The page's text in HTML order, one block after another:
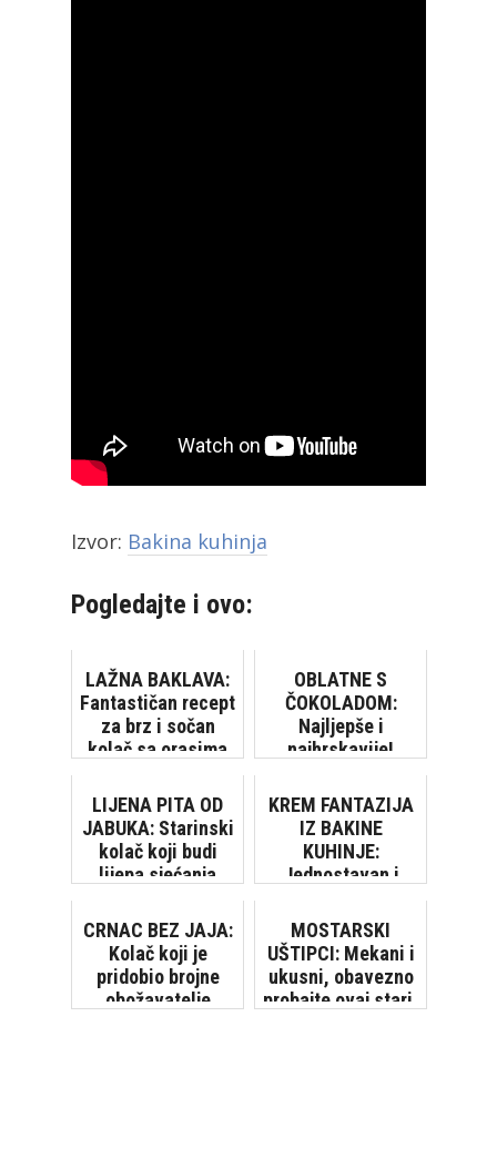
Izvor: Bakina kuhinja
Pogledajte i ovo:
LAŽNA BAKLAVA:
Fantastičan recept
za brz i sočan
kolač sa orasima
OBLATNE S
ČOKOLADOM:
Najljepše i
najhrskavije!
[VIDEO]
LIJENA PITA OD
JABUKA: Starinski
kolač koji budi
lijepa sjećanja
KREM FANTAZIJA
IZ BAKINE
KUHINJE:
Jednostavan i
starinskom
receptu
CRNAC BEZ JAJA:
Kolač koji je
pridobio brojne
obožavatelje
MOSTARSKI
UŠTIPCI: Mekani i
ukusni, obavezno
probajte ovaj stari,